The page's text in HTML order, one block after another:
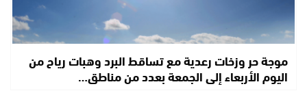
موجة حر وزخات رعدية مع تساقط البرد وهبات رياح من
اليوم الأربعاء إلى الجمعة بعدد من مناطق…